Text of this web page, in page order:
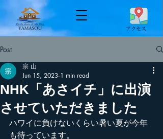
​アクセス
Post
NHK「あさイチ」に出演
させていただきました
宗 山
Jun 15, 2023 1 min read
ハワイに負けないくらい暑い夏が今年
も待っています。